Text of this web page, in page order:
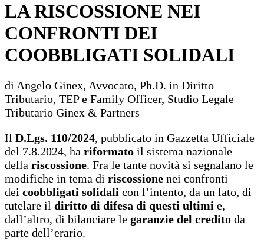
LA RISCOSSIONE NEI
CONFRONTI DEI
COOBBLIGATI SOLIDALI
di Angelo Ginex, Avvocato, Ph.D. in Diritto
Tributario, TEP e Family Officer, Studio Legale
Tributario Ginex & Partners
Il D.Lgs. 110/2024, pubblicato in Gazzetta Ufficiale
del 7.8.2024, ha riformato il sistema nazionale
della riscossione. Fra le tante novità si segnalano le
modifiche in tema di riscossione nei confronti
dei coobbligati solidali con l’intento, da un lato, di
tutelare il diritto di difesa di questi ultimi e,
dall’altro, di bilanciare le garanzie del credito da
parte dell’erario.